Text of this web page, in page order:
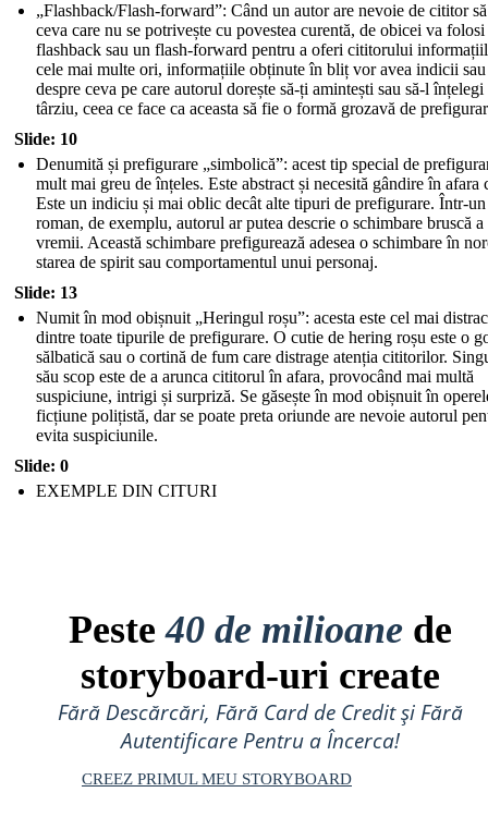
„Flashback/Flash-forward”: Când un autor are nevoie de cititor
ceva care nu se potrivește cu povestea curentă, de obicei va
flashback sau un flash-forward pentru a oferi cititorului
cele mai multe ori, informațiile obținute în bliț vor avea indicii
despre ceva pe care autorul dorește să-ți amintești sau să-l înțelegi
târziu, ceea ce face ca aceasta să fie o formă grozavă de
Slide: 10
Denumită și prefigurare „simbolică”: acest tip special de
mult mai greu de înțeles. Este abstract și necesită gândire în afara
Este un indiciu și mai oblic decât alte tipuri de prefigurare. Într-un
roman, de exemplu, autorul ar putea descrie o schimbare bruscă a
vremii. Această schimbare prefigurează adesea o schimbare în
starea de spirit sau comportamentul unui personaj.
Slide: 13
Numit în mod obișnuit „Heringul roșu”: acesta este cel mai
dintre toate tipurile de prefigurare. O cutie de hering roșu este o
sălbatică sau o cortină de fum care distrage atenția cititorilor.
său scop este de a arunca cititorul în afara, provocând mai multă
suspiciune, intrigi și surpriză. Se găsește în mod obișnuit în
ficțiune polițistă, dar se poate preta oriunde are nevoie autorul
evita suspiciunile.
Slide: 0
EXEMPLE DIN CITURI
Peste40 de milioane de
storyboard-uri create
Fără Descărcări, Fără Card de Credit și Fără
Autentificare Pentru a Încerca!
CREEZ PRIMUL MEU STORYBOARD